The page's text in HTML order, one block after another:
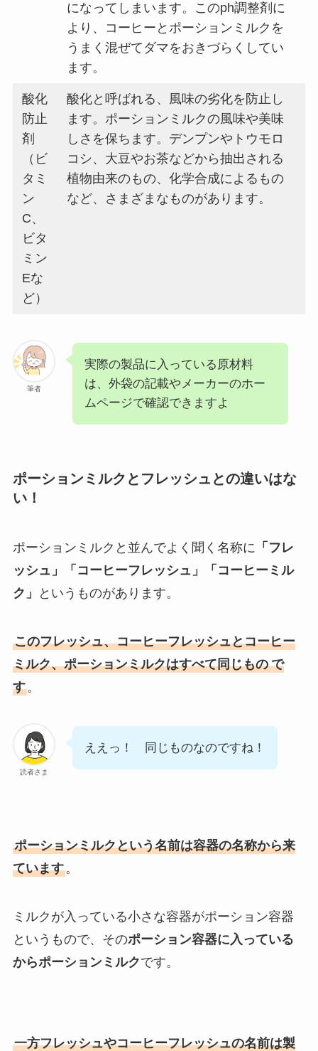
になってしまいます。このph調整剤に
より、コーヒーとポーションミルクを
うまく混ぜてダマをおきづらくしてい
ます。
酸化
防止
剤
（ビ
タミ
ン
C、
ビタ
ミン
Eな
ど）
酸化と呼ばれる、風味の劣化を防止し
ます。ポーションミルクの風味や美味
しさを保ちます。デンプンやトウモロ
コシ、大豆やお茶などから抽出される
植物由来のもの、化学合成によるもの
など、さまざまなものがあります。
筆者
実際の製品に入っている原材料
は、外袋の記載やメーカーのホー
ムページで確認できますよ
ポーションミルクとフレッシュとの違いはな
い！
ポーションミルクと並んでよく聞く名称に 「フレ
ッシュ」「コーヒーフレッシュ」「コーヒーミル
ク」
というものがあります。
このフレッシュ、コーヒーフレッシュとコーヒー
ミルク、ポーションミルクはすべて同じもの で
す。
読者さま
ええっ！ 同じものなのですね！
ポーションミルクという名前は容器の名称から来
ています。
ミルクが入っている小さな容器がポーション容器
というもので、そのポーション容器に入っている
からポーションミルクです。
一方フレッシュやコーヒーフレッシュの名前は製